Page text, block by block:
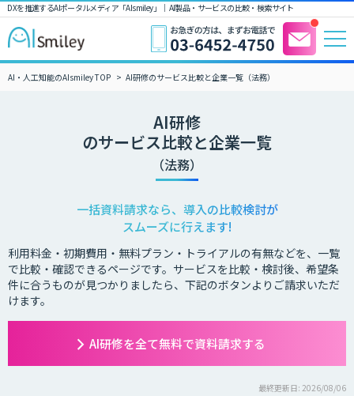
DXを推進するAIポータルメディア「AIsmiley」｜ AI製品・サービスの比較・検索サイト
AI・人工知能のAIsmiley TOP AI研修のサービス比較と企業一覧（法務）
AI研修
のサービス比較と企業一覧
（法務）
一括資料請求なら、導入の比較検討が
スムーズに行えます!
利用料金・初期費用・無料プラン・トライアルの有無などを、一覧
で比較・確認できるページです。サービスを比較・検討後、希望条
件に合うものが見つかりましたら、下記のボタンよりご請求いただ
けます。
AI研修を全て無料で資料請求する
最終更新日: 2026/08/06